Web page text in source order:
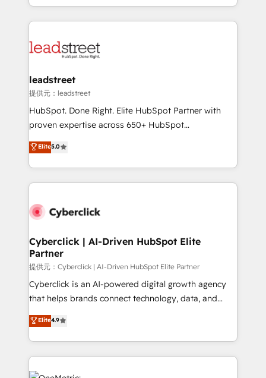
Canada, we’ve delivered thousands of successful
HubSpot projects for mid-market and enterprise
combine HubSpot, data, and AI to design connected
and technology for predictable, scalable revenue
growth. Our expertise spans RevOps, CRM and data
architecture, AI enablement, and strategic marketing,
delivered through our proprietary FLAIR framework
Partner and ISO 27001:2022 certified consultancy,
we blend strategy, creativity, and technology to help
leadstreet
提供元：leadstreet
HubSpot. Done Right. Elite HubSpot Partner with
proven expertise across 650+ HubSpot
implementations. With 12+ years of HubSpot
experience, we help you use the HubSpot platform
to its fullest capacity, improve your current HubSpot
website, or build your new one.
Elite5.0
Cyberclick | AI-Driven HubSpot Elite
Partner
提供元：Cyberclick | AI-Driven HubSpot Elite Partner
Cyberclick is an AI-powered digital growth agency
that helps brands connect technology, data, and
creativity to achieve measurable results. Founded in
Barcelona and operating across Spain, LATAM, and
the UK, we support global companies in building
smarter marketing, sales, and customer success
strategies. As the only HubSpot Elite Partner in
Elite4.9